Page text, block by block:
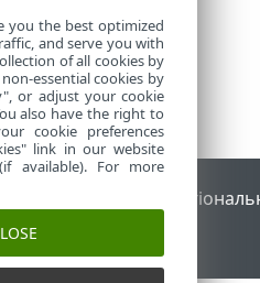
you the best optimized
and serve you with
of all cookies by
essential cookies by
or adjust your cookie
also have the right to
cookie preferences
link in our website
available). For more